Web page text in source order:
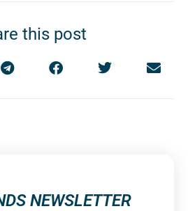
this post
NEWSLETTER